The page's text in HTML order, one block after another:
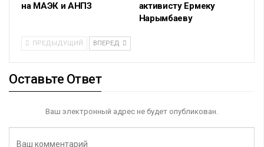
на МАЭК и АНПЗ
активисту Ермеку
Нарымбаеву
ПРЕДЫДУЩИЙ ВПЕРЕД
Оставьте Ответ
Ваш электронный адрес не будет опубликован.